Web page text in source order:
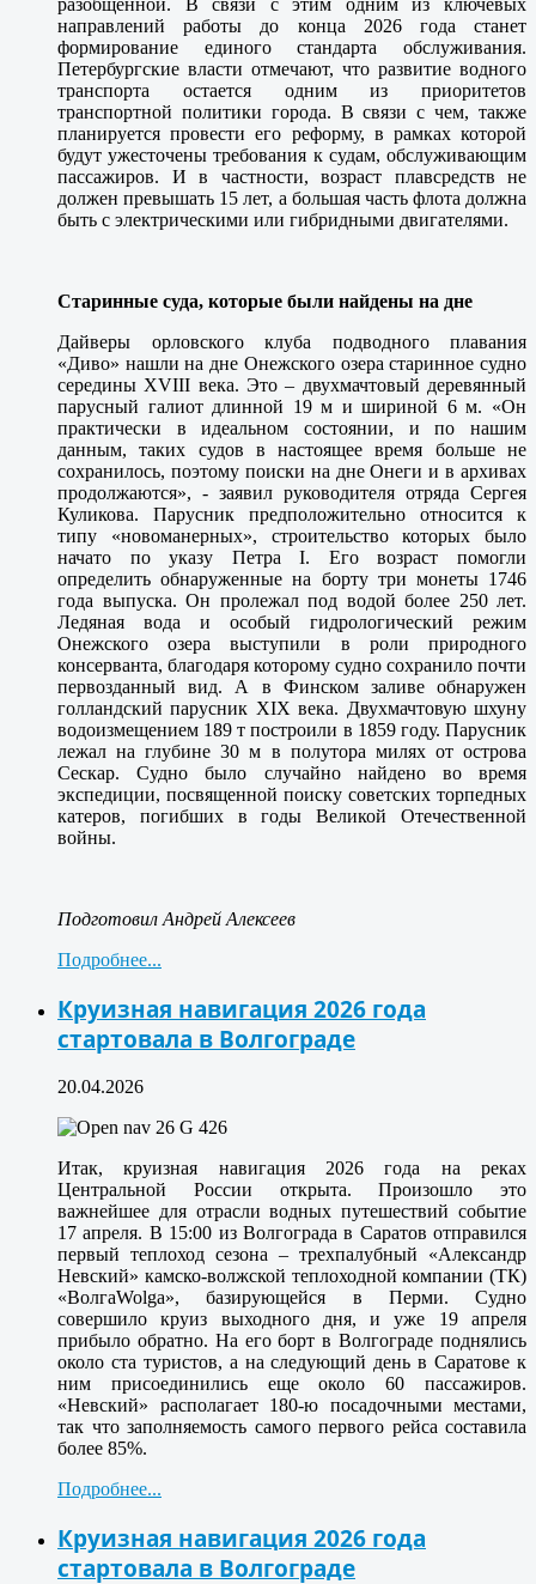
разобщенной. В связи с этим одним из ключевых
направлений работы до конца 2026 года станет
формирование единого стандарта обслуживания.
Петербургские власти отмечают, что развитие водного
транспорта остается одним из приоритетов
транспортной политики города. В связи с чем, также
планируется провести его реформу, в рамках которой
будут ужесточены требования к судам, обслуживающим
пассажиров. И в частности, возраст плавсредств не
должен превышать 15 лет, а большая часть флота должна
быть с электрическими или гибридными двигателями.
Старинные суда, которые были найдены на дне
Дайверы орловского клуба подводного плавания
«Диво» нашли на дне Онежского озера старинное судно
середины XVIII века. Это – двухмачтовый деревянный
парусный галиот длинной 19 м и шириной 6 м. «Он
практически в идеальном состоянии, и по нашим
данным, таких судов в настоящее время больше не
сохранилось, поэтому поиски на дне Онеги и в архивах
продолжаются», - заявил руководителя отряда Сергея
Куликова. Парусник предположительно относится к
типу «новоманерных», строительство которых было
начато по указу Петра I. Его возраст помогли
определить обнаруженные на борту три монеты 1746
года выпуска. Он пролежал под водой более 250 лет.
Ледяная вода и особый гидрологический режим
Онежского озера выступили в роли природного
консерванта, благодаря которому судно сохранило почти
первозданный вид. А в Финском заливе обнаружен
голландский парусник ХIХ века. Двухмачтовую шхуну
водоизмещением 189 т построили в 1859 году. Парусник
лежал на глубине 30 м в полутора милях от острова
Сескар. Судно было случайно найдено во время
экспедиции, посвященной поиску советских торпедных
катеров, погибших в годы Великой Отечественной
войны.
Подготовил Андрей Алексеев
Подробнее...
Круизная навигация 2026 года
стартовала в Волгограде
20.04.2026
Итак, круизная навигация 2026 года на реках
Центральной России открыта. Произошло это
важнейшее для отрасли водных путешествий событие
17 апреля. В 15:00 из Волгограда в Саратов отправился
первый теплоход сезона – трехпалубный «Александр
Невский» камско-волжской теплоходной компании (ТК)
«ВолгаWolga», базирующейся в Перми. Судно
совершило круиз выходного дня, и уже 19 апреля
прибыло обратно. На его борт в Волгограде поднялись
около ста туристов, а на следующий день в Саратове к
ним присоединились еще около 60 пассажиров.
«Невский» располагает 180-ю посадочными местами,
так что заполняемость самого первого рейса составила
более 85%.
Подробнее...
Круизная навигация 2026 года
стартовала в Волгограде